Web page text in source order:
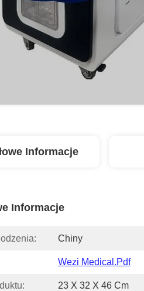
Informacje
Informacje
Chiny
Wezi Medical.pdf
23 X 32 X 46 Cm